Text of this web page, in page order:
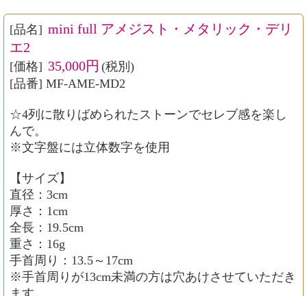
[品名] mini full アメジスト・メタリック・デリ
エ2
[価格] 35,000円 (税別)
[品番] MF-AME-MD2
☆4列に散りばめられたストーンでセレブ感を楽し
んで。
※文字盤には立体数字を使用
【サイズ】
直径：3cm
厚さ：1cm
全長：19.5cm
重さ：16g
手首周り：13.5～17cm
※手首周りが13cm未満の方は穴あけさせていただき